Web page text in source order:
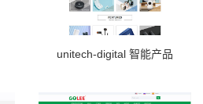
unitech-digital 智能产品